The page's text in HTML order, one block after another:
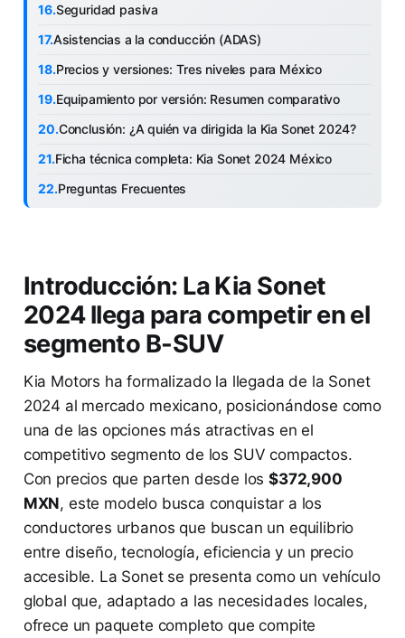
Seguridad pasiva
Asistencias a la conducción (ADAS)
Precios y versiones: Tres niveles para México
Equipamiento por versión: Resumen comparativo
Conclusión: ¿A quién va dirigida la Kia Sonet 2024?
Ficha técnica completa: Kia Sonet 2024 México
Preguntas Frecuentes
Introducción: La Kia Sonet
2024 llega para competir en el
segmento B-SUV
Kia Motors ha formalizado la llegada de la Sonet
2024 al mercado mexicano, posicionándose como
una de las opciones más atractivas en el
competitivo segmento de los SUV compactos.
Con precios que parten desde los$372,900
MXN, este modelo busca conquistar a los
conductores urbanos que buscan un equilibrio
entre diseño, tecnología, eficiencia y un precio
accesible. La Sonet se presenta como un vehículo
global que, adaptado a las necesidades locales,
ofrece un paquete completo que compite